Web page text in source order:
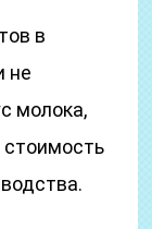
в
не
молока,
стоимость